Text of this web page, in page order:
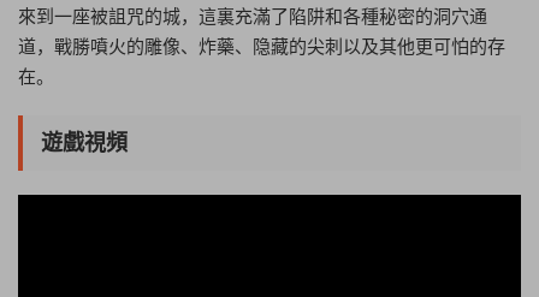
來到一座被詛咒的城，這裏充滿了陷阱和各種秘密的洞穴通
道，戰勝噴火的雕像、炸藥、隐藏的尖刺以及其他更可怕的存
在。
遊戲視頻